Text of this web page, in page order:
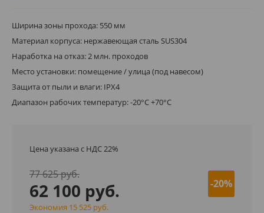
Ширина зоны прохода: 550 мм
Материал корпуса: нержавеющая сталь SUS304
Наработка на отказ: 2 млн. проходов
Место установки: помещение / улица (под навесом)
Защита от пыли и влаги: IPX4
Диапазон рабочих температур: -20°C +70°C
Цена указана с НДС 22%
77 625 руб.
62 100 руб. -20%
Экономия 15 525 руб.